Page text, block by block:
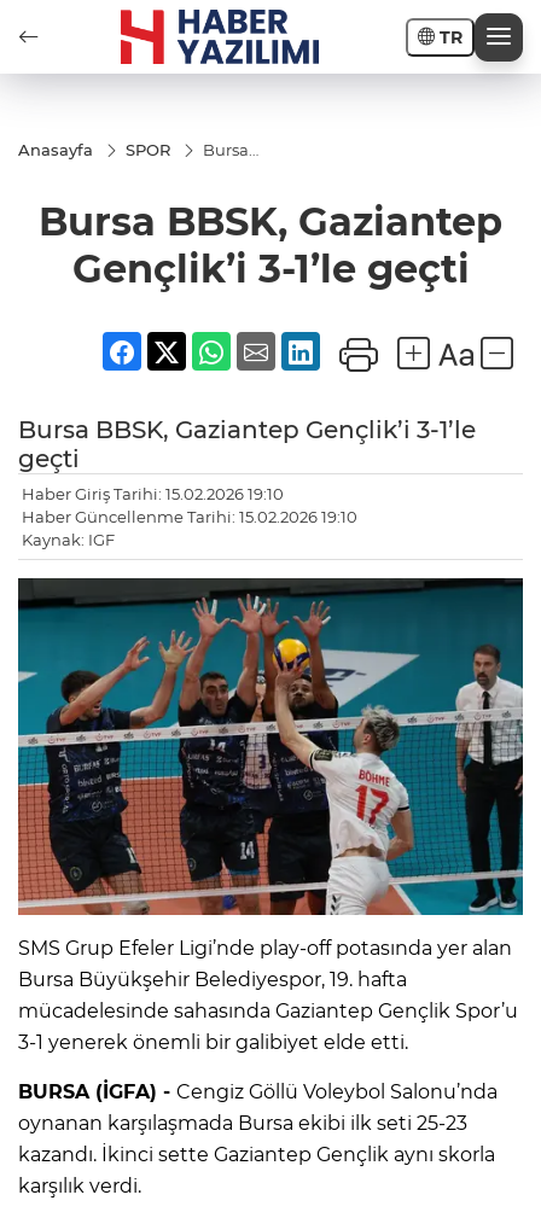
TR
Anasayfa SPOR
Bursa
Gençlik’i
3-1’le geçti
Bursa BBSK, Gaziantep
Gençlik’i 3-1’le geçti
Bursa BBSK, Gaziantep Gençlik’i 3-1’le
geçti
Haber Giriş Tarihi: 15.02.2026 19:10
Haber Güncellenme Tarihi: 15.02.2026 19:10
Kaynak: IGF
SMS Grup Efeler Ligi’nde play-off potasında yer alan
Bursa Büyükşehir Belediyespor, 19. hafta
mücadelesinde sahasında Gaziantep Gençlik Spor’u
3-1 yenerek önemli bir galibiyet elde etti.
BURSA (İGFA) - Cengiz Göllü Voleybol Salonu’nda
oynanan karşılaşmada Bursa ekibi ilk seti 25-23
kazandı. İkinci sette Gaziantep Gençlik aynı skorla
karşılık verdi.